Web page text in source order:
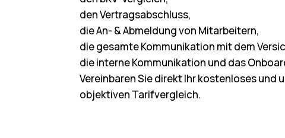
den Vertragsabschluss,
die An- & Abmeldung von Mitarbeitern,
die gesamte Kommunikation mit dem
die interne Kommunikation und das
Vereinbaren Sie direkt Ihr kostenloses und
objektiven Tarifvergleich.